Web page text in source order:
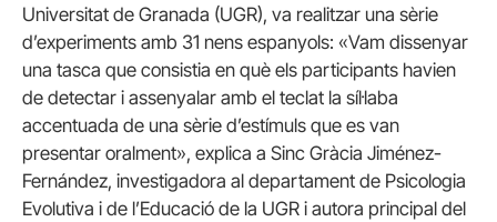
Universitat de Granada (UGR), va realitzar una sèrie
d’experiments amb 31 nens espanyols: «Vam dissenyar
una tasca que consistia en què els participants havien
de detectar i assenyalar amb el teclat la síl·laba
accentuada de una sèrie d’estímuls que es van
presentar oralment», explica a Sinc Gràcia Jiménez-
Fernández, investigadora al departament de Psicologia
Evolutiva i de l’Educació de la UGR i autora principal del